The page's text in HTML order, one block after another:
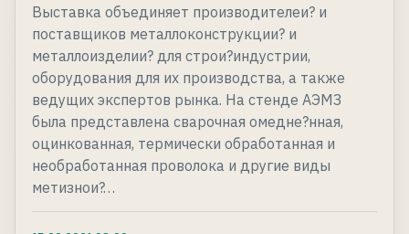
Выставка объединяет производителеи? и
поставщиков металлоконструкции? и
металлоизделии? для строи?индустрии,
оборудования для их производства, а также
ведущих экспертов рынка. На стенде АЭМЗ
была представлена сварочная омедне?нная,
оцинкованная, термически обработанная и
необработанная проволока и другие виды
метизнои?…